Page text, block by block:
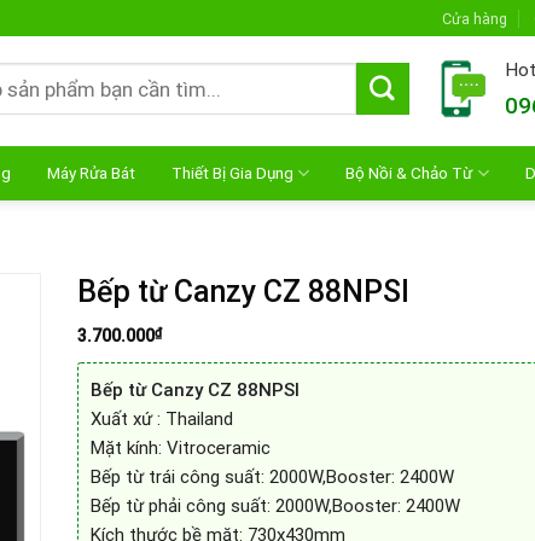
Cửa hàng
Máy Rửa Bát Thiết Bị Gia Dụng Bộ Nồi & Chảo Từ
Bếp từ Canzy CZ 88NPSI
3.700.000₫
Bếp từ Canzy CZ 88NPSI
Xuất xứ : Thailand
Mặt kính: Vitroceramic
Bếp từ trái công suất: 2000W,Booster: 2400W
Bếp từ phải công suất: 2000W,Booster: 2400W
Kích thước bề mặt: 730x430mm